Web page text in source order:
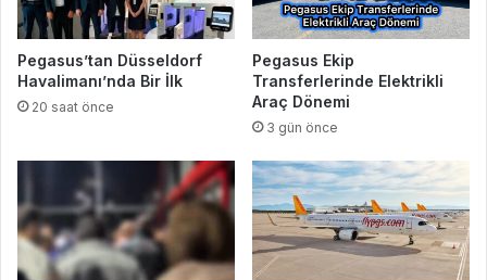
Pegasus’tan Düsseldorf
Havalimanı’nda Bir İlk
20 saat önce
Pegasus Ekip
Transferlerinde Elektrikli
Araç Dönemi
3 gün önce